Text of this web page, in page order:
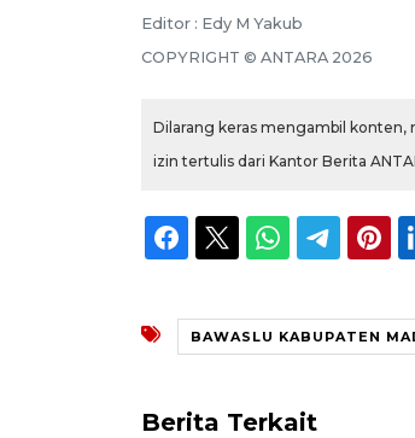
Editor : Edy M Yakub
COPYRIGHT © ANTARA 2026
Dilarang keras mengambil konten,
izin tertulis dari Kantor Berita
BAWASLU KABUPATEN
Berita Terkait